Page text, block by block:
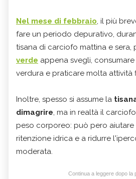
Nel mese di febbraio, il più
fare un periodo depurativo,
tisana di carciofo mattina e sera,
verde appena svegli,
verdura e praticare molta attività
Inoltre, spesso si assume la
dimagrire, ma in realtà il
peso corporeo: può pero aiutare
ritenzione idrica e a ridurre
moderata.
Continua a leggere dopo la